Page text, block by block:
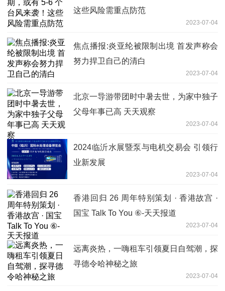
这些风险需重点防范
2023-07-04
焦点播报:炎亚纶被限制出境 首发声称会
努力捍卫自己的清白
2023-07-04
北京一导游带团时中暑去世，为家中独子
父母年事已高 天天观察
2023-07-04
2024临沂水展暨泵与电机交易会 引领行
业新发展
2023-07-04
香港回归 26 周年特别策划 · 香港故宫 ·
国宝 Talk To You ⑥-天天报道
2023-07-04
远离炎热，一嗨租车引领夏日自驾潮，探
寻德令哈神秘之旅
2023-07-04